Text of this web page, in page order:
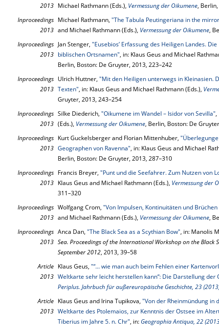
2013 Michael Rathmann (Eds.), Vermessung der Oikumene,
Inproceedings
2013
Michael Rathmann, "The Tabula Peutingeriana in the
and Michael Rathmann (Eds.), Vermessung der Oikumene,
Inproceedings
2013
Jan Stenger, "Eusebios’ Erfassung des Heiligen Landes.
biblischen Ortsnamen", in: Klaus Geus and Michael
Berlin, Boston: De Gruyter, 2013, 223–242
Inproceedings
2013
Ulrich Huttner, "Mit den Heiligen unterwegs in Kleinasien.
Texten", in: Klaus Geus and Michael Rathmann (Eds.),
Gruyter, 2013, 243–254
Inproceedings
2013
Silke Diederich, "Oikumene im Wandel – Isidor von Sevilla",
(Eds.), Vermessung der Oikumene, Berlin, Boston: De
Inproceedings
2013
Kurt Guckelsberger and Florian Mittenhuber,
Geographen von Ravenna", in: Klaus Geus and Michael
Berlin, Boston: De Gruyter, 2013, 287–310
Inproceedings
2013
Francis Breyer, "Punt und die Seefahrer. Zum Nutzen von
Klaus Geus and Michael Rathmann (Eds.), Vermessung der
311–320
Inproceedings
2013
Wolfgang Crom, "Von Impulsen, Kontinuitäten und
and Michael Rathmann (Eds.), Vermessung der Oikumene,
Inproceedings
2013
Anca Dan, "The Black Sea as a Scythian Bow", in: Manolis
Sea. Proceedings of the International Workshop on the Black
September 2012, 2013, 39–58
Article
2013
Klaus Geus, "“… wie man auch beim Fehlen einer
Weltkarte sehr leicht herstellen kann“: Die Darstellung der
Periplus. Jahrbuch für außereuropäische Geschichte, 23
Article
2013
Klaus Geus and Irina Tupikova, "Von der Rheinmündung in
Weltkarte des Ptolemaios, zur Kenntnis der Ostsee im
Tiberius im Jahre 5. n. Chr", in:Geographia Antiqua, 22